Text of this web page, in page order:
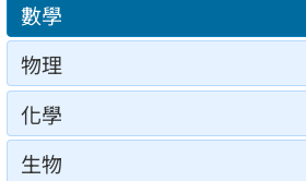
數學
物理
化學
生物